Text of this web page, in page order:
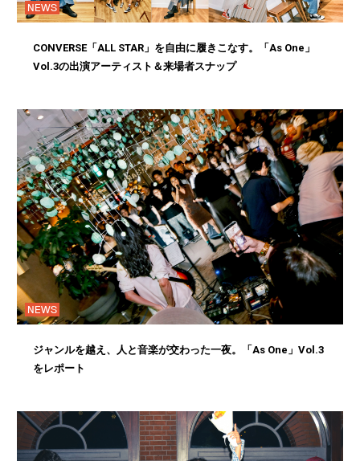
NEWS
CONVERSE「ALL STAR」を自由に履きこなす。「As One」
Vol.3の出演アーティスト＆来場者スナップ
NEWS
ジャンルを越え、人と音楽が交わった一夜。「As One」Vol.3
をレポート